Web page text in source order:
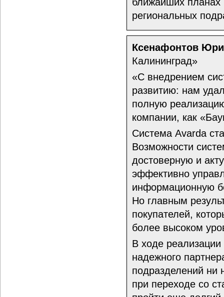
региональных
Ксенафонтов
Калининград»
«С внедрением
развитию: нам
полную
компании, как
Система Avarda
Возможности
достоверную и
эффективно
информационную
Но главным
покупателей,
более высоком
В ходе
надежного
подразделений ни
при переходе со